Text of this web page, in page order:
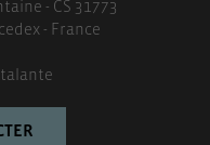
- CS 31773
- France